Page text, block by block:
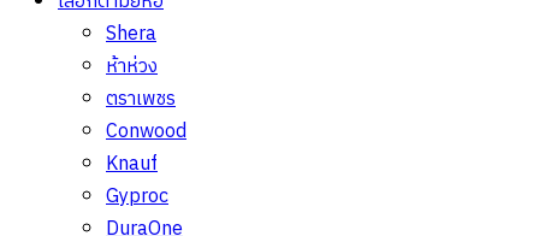
Shera
ห้าห่วง
ตราเพชร
Conwood
Knauf
Gyproc
DuraOne